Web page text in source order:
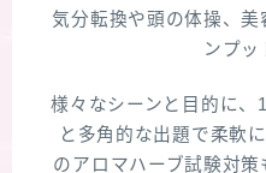
気分転換や頭の体操、
ンプッ
様々なシーンと目的に、
と多角的な出題で柔軟
のアロマハーブ試験対